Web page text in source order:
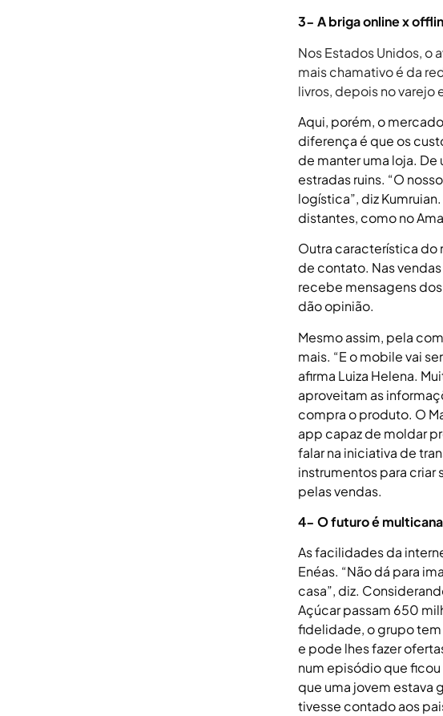
3- A briga online x
Nos Estados Unidos, o
mais chamativo é da
livros, depois no varejo
Aqui, porém, o
diferença é que os
de manter uma loja.
estradas ruins. “O
logística”, diz
distantes, como no
Outra característica do
de contato. Nas
recebe mensagens
dão opinião.
Mesmo assim, pela
mais. “E o mobile vai
afirma Luiza Helena.
aproveitam as
compra o produto. O
app capaz de moldar
falar na iniciativa de
instrumentos para criar
pelas vendas.
4- O futuro é
As facilidades da
Enéas. “Não dá para
casa”, diz.
Açúcar passam 650
fidelidade, o grupo
e pode lhes fazer
num episódio que
que uma jovem estava
tivesse contado aos